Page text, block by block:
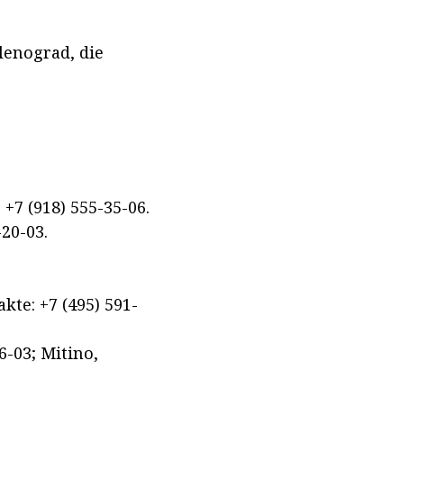
die
(918) 555-35-06.
03.
+7 (495) 591-
03; Mitino,